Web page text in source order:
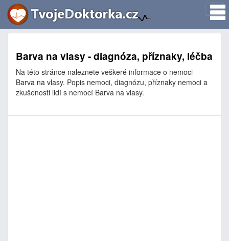
Barva na vlasy - diagnóza, příznaky, léčba
Na této stránce naleznete veškeré informace o nemoci
Barva na vlasy. Popis nemoci, diagnózu, příznaky nemoci a
zkušenosti lidí s nemocí Barva na vlasy.